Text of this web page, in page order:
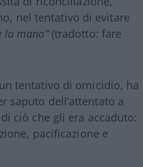
nel tentativo di evitare
la mano”(tradotto: fare
tentativo di omicidio, ha
saputo dell’attentato a
di ciò che gli era accaduto:
pacificazione e